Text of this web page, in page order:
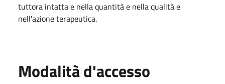
tuttora intatta e nella quantità e nella qualità e
nell'azione terapeutica.
Modalità d'accesso